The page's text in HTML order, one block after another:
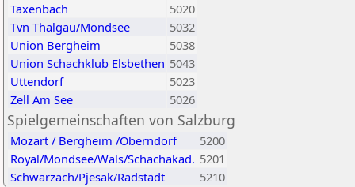
Taxenbach
5020
Tvn Thalgau/Mondsee
5032
Union Bergheim
5038
Union Schachklub Elsbethen 5043
Uttendorf
5023
Zell Am See
5026
Spielgemeinschaften von Salzburg
Mozart / Bergheim /Oberndorf
5200
Royal/Mondsee/Wals/Schachakad. 5201
Schwarzach/Pjesak/Radstadt
5210